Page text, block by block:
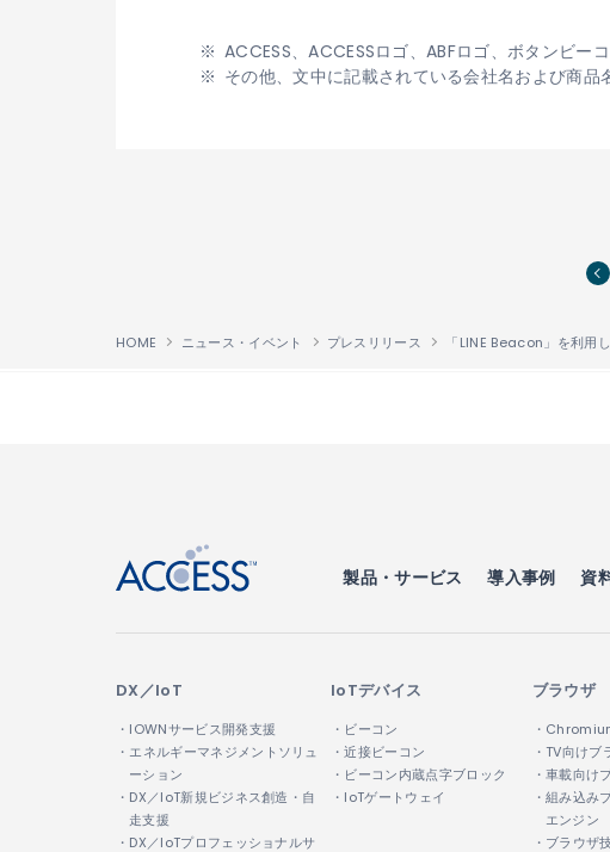
ACCESS、ACCESSロゴ、ABFロゴ、ボタンビー
その他、文中に記載されている会社名および商品
HOME ニュース・イベント プレスリリース
製品・サービス 導入事例 資
DX／IoT
・IOWNサービス開発支援
・エネルギーマネジメントソリュ
ーション
・DX／IoT新規ビジネス創造・自
走支援
・DX／IoTプロフェッショナルサ
IoTデバイス
・ビーコン
・近接ビーコン
・ビーコン内蔵点字ブロック
・IoTゲートウェイ
ブラウザ
・
・TV向けブ
・車載向け
・組み込み
エンジン
・ブラウザ